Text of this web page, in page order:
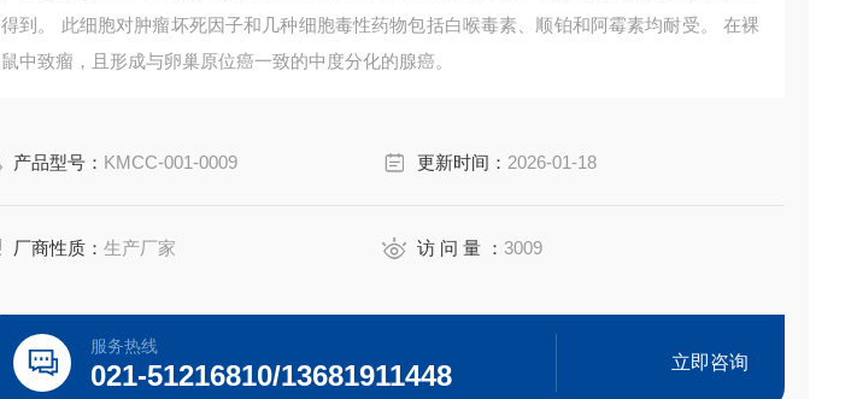
得到。 此细胞对肿瘤坏死因子和几种细胞毒性药物包括白喉毒素、顺铂和阿霉素均耐受。 在裸
鼠中致瘤，且形成与卵巢原位癌一致的中度分化的腺癌。
产品型号： KMCC-001-0009 更新时间： 2026-01-18
厂商性质：生产厂家 访 问 量 ：3009
服务热线
021-51216810/13681911448 立即咨询